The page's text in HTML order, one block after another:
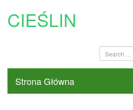
CIEŚLIN
Strona Główna